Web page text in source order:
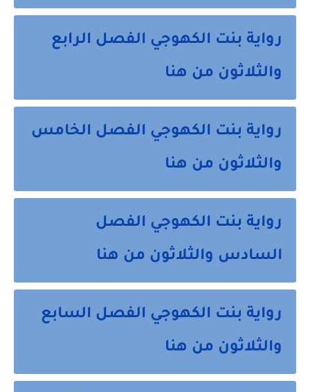
رواية بنت الكهوجي الفصل الرابع
والثلاثون من هنا
رواية بنت الكهوجي الفصل الخامس
والثلاثون من هنا
رواية بنت الكهوجي الفصل
السادس والثلاثون من هنا
رواية بنت الكهوجي الفصل السابع
والثلاثون من هنا